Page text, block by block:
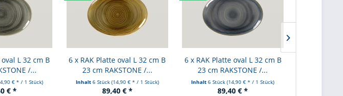
L 32 cm B
/...
€ * / 1 Stück)
€ *
6 x RAK Platte oval L 32 cm B
23 cm RAKSTONE /...
Inhalt 6 Stück (14,90 € * / 1 Stück)
89,40 € *
6 x RAK Platte oval L 32 cm B
23 cm RAKSTONE /...
Inhalt6 Stück(14,90 € * / 1 Stück)
89,40 € *